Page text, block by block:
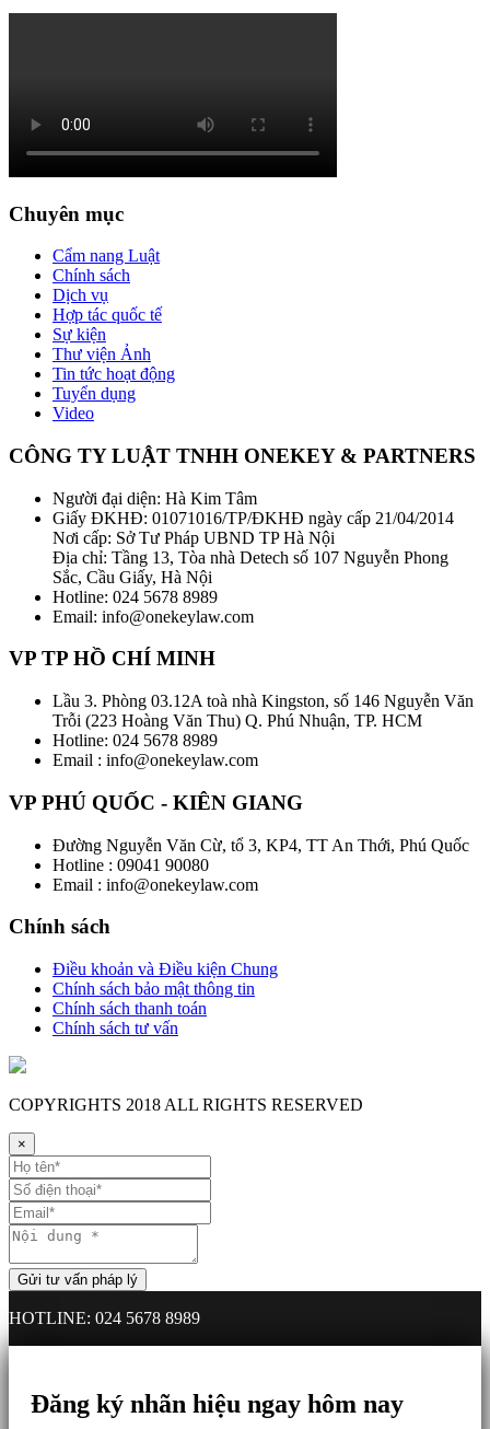
Chuyên mục
Cẩm nang Luật
Chính sách
Dịch vụ
Hợp tác quốc tế
Sự kiện
Thư viện Ảnh
Tin tức hoạt động
Tuyển dụng
Video
CÔNG TY LUẬT TNHH ONEKEY & PARTNERS
Người đại diện: Hà Kim Tâm
Giấy ĐKHĐ: 01071016/TP/ĐKHĐ ngày cấp 21/04/2014
Nơi cấp: Sở Tư Pháp UBND TP Hà Nội
Địa chỉ: Tầng 13, Tòa nhà Detech số 107 Nguyễn Phong
Sắc, Cầu Giấy, Hà Nội
Hotline: 024 5678 8989
Email: info@onekeylaw.com
VP TP HỒ CHÍ MINH
Lầu 3. Phòng 03.12A toà nhà Kingston, số 146 Nguyễn Văn
Trỗi (223 Hoàng Văn Thu) Q. Phú Nhuận, TP. HCM
Hotline: 024 5678 8989
Email : info@onekeylaw.com
VP PHÚ QUỐC - KIÊN GIANG
Đường Nguyễn Văn Cừ, tổ 3, KP4, TT An Thới, Phú Quốc
Hotline : 09041 90080
Email : info@onekeylaw.com
Chính sách
Điều khoản và Điều kiện Chung
Chính sách bảo mật thông tin
Chính sách thanh toán
Chính sách tư vấn
COPYRIGHTS 2018 ALL RIGHTS RESERVED
×
HOTLINE: 024 5678 8989
Đăng ký nhãn hiệu ngay hôm nay